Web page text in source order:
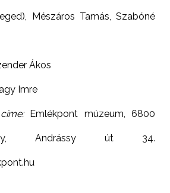
Mészáros Tamás, Szabóné
Ákos
Imre
Emlékpont múzeum, 6800
Andrássy út 34.